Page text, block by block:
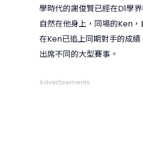
學時代的謝俊賢已經在D1學
自然在他身上，同場的Ken
在Ken已追上同期對手的成
出席不同的大型賽事。
Advertisements